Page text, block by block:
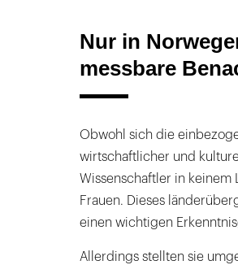
Nur in
messbare
Obwohl sich die
wirtschaftlicher und
Wissenschaftler in keinem
Frauen. Dieses
einen wichtigen
Allerdings stellten sie